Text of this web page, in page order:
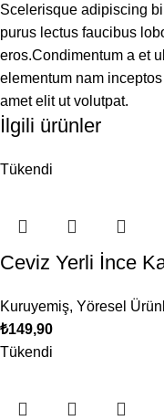
Scelerisque adipiscing
purus lectus faucibus
eros.Condimentum a et
elementum nam
amet elit ut volutpat.
İlgili ürünler
Tükendi
Ceviz Yerli İnce
Kuruyemiş, Yöresel
₺149,90
Tükendi